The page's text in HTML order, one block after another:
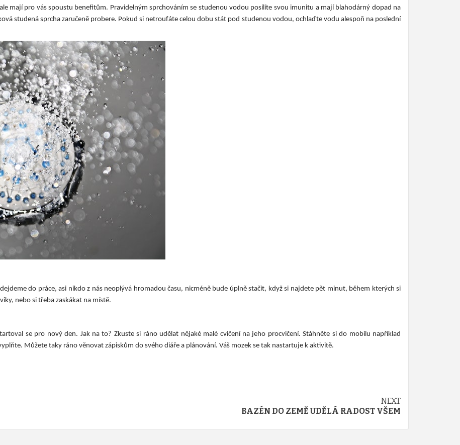
mají pro vás spoustu benefitům. Pravidelným sprchováním se studenou vodou posílíte svou imunitu a mají blahodárný dopad na
studená sprcha zaručeně probere. Pokud si netroufáte celou dobu stát pod studenou vodou, ochlaďte vodu alespoň na poslední
do práce, asi nikdo z nás neoplývá hromadou času, nicméně bude úplně stačit, když si najdete pět minut, během kterých si
nebo si třeba zaskákat na místě.
se pro nový den. Jak na to? Zkuste si ráno udělat nějaké malé cvičení na jeho procvičení. Stáhněte si do mobilu například
Můžete taky ráno věnovat zápiskům do svého diáře a plánování. Váš mozek se tak nastartuje k aktivitě.
NEXT
BAZÉN DO ZEMĚ UDĚLÁ RADOST VŠEM